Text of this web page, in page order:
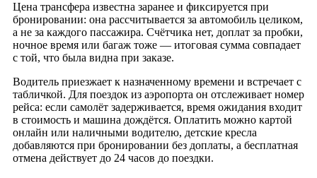
Цена трансфера известна заранее и фиксируется при
бронировании: она рассчитывается за автомобиль целиком,
а не за каждого пассажира. Счётчика нет, доплат за пробки,
ночное время или багаж тоже — итоговая сумма совпадает
с той, что была видна при заказе.
Водитель приезжает к назначенному времени и встречает с
табличкой. Для поездок из аэропорта он отслеживает номер
рейса: если самолёт задерживается, время ожидания входит
в стоимость и машина дождётся. Оплатить можно картой
онлайн или наличными водителю, детские кресла
добавляются при бронировании без доплаты, а бесплатная
отмена действует до 24 часов до поездки.